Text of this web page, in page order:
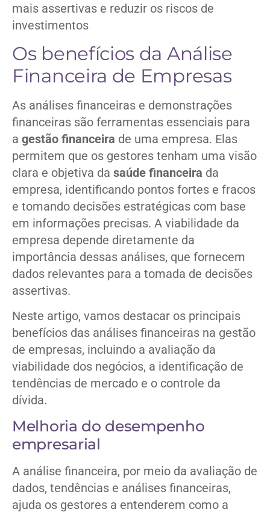
mais assertivas e reduzir os riscos de
investimentos
Os benefícios da Análise
Financeira de Empresas
As análises financeiras e demonstrações
financeiras são ferramentas essenciais para
a gestão financeira de uma empresa. Elas
permitem que os gestores tenham uma visão
clara e objetiva da saúde financeira da
empresa, identificando pontos fortes e fracos
e tomando decisões estratégicas com base
em informações precisas. A viabilidade da
empresa depende diretamente da
importância dessas análises, que fornecem
dados relevantes para a tomada de decisões
assertivas.
Neste artigo, vamos destacar os principais
benefícios das análises financeiras na gestão
de empresas, incluindo a avaliação da
viabilidade dos negócios, a identificação de
tendências de mercado e o controle da
dívida.
Melhoria do desempenho
empresarial
A análise financeira, por meio da avaliação de
dados, tendências e análises financeiras,
ajuda os gestores a entenderem como a